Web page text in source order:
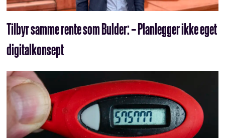
Tilbyr samme rente som Bulder: – Planlegger ikke eget
digitalkonsept